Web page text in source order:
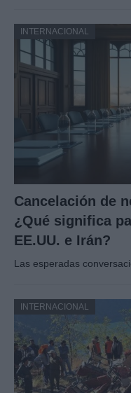
INTERNACIONAL
Cancelación de
¿Qué significa
EE.UU. e Irán?
Las esperadas
INTERNACIONAL